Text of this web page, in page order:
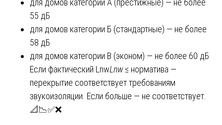
для домов категории А (престижные) — не более
55 дБ
для домов категории Б (стандартные) — не более
58 дБ
для домов категории В (эконом) — не более 60 дБ
Если фактический LnwLnw​ ≤ норматива —
перекрытие соответствует требованиям
звукоизоляции. Если больше — не соответствует.
📐📉✅❌